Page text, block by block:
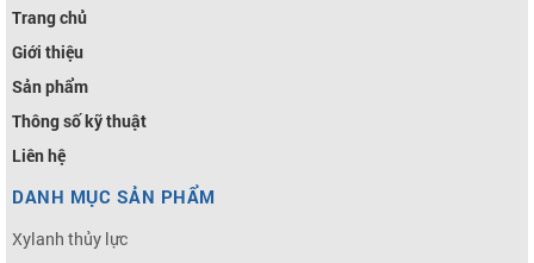
Trang chủ
Giới thiệu
Sản phẩm
Thông số kỹ thuật
Liên hệ
DANH MỤC SẢN PHẨM
Xylanh thủy lực